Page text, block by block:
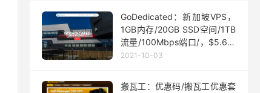
GoDedicated：新加坡VPS，
1GB内存/20GB SSD空间/1TB
流量/100Mbps端口/，$5.63/
月起
2021-10-03
搬瓦工：优惠码/搬瓦工优惠套